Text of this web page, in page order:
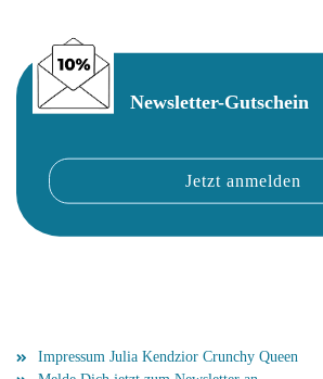
Newsletter-
Impressum Julia Kendzior Crunchy Queen